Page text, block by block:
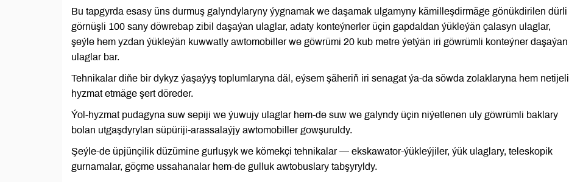
Bu tapgyrda esasy üns durmuş galyndylaryny ýygnamak we daşamak ulgamyny kämilleşdirmäge gönükdirilen dürli
görnüşli 100 sany döwrebap zibil daşaýan ulaglar, adaty konteýnerler üçin gapdaldan ýükleýän çalasyn ulaglar,
şeýle hem yzdan ýükleýän kuwwatly awtomobiller we göwrümi 20 kub metre ýetýän iri göwrümli konteýner daşaýan
ulaglar bar.
Tehnikalar diňe bir dykyz ýaşaýyş toplumlaryna däl, eýsem şäheriň iri senagat ýa-da söwda zolaklaryna hem netijeli
hyzmat etmäge şert döreder.
Ýol-hyzmat pudagyna suw sepiji we ýuwujy ulaglar hem-de suw we galyndy üçin niýetlenen uly göwrümli baklary
bolan utgaşdyrylan süpüriji-arassalaýjy awtomobiller gowşuruldy.
Şeýle-de üpjünçilik düzümine gurluşyk we kömekçi tehnikalar — ekskawator-ýükleýjiler, ýük ulaglary, teleskopik
gurnamalar, göçme ussahanalar hem-de gulluk awtobuslary tabşyryldy.